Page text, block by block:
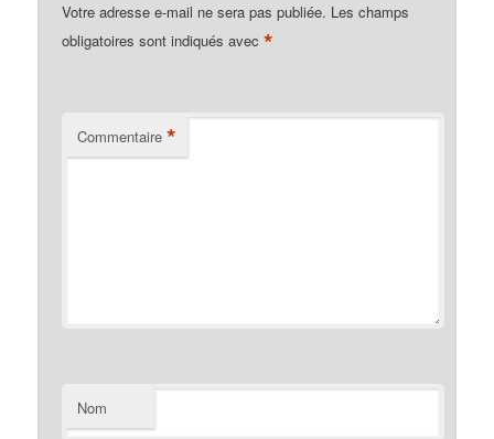
Votre adresse e-mail ne sera pas publiée. Les champs
obligatoires sont indiqués avec*
Commentaire *
Nom